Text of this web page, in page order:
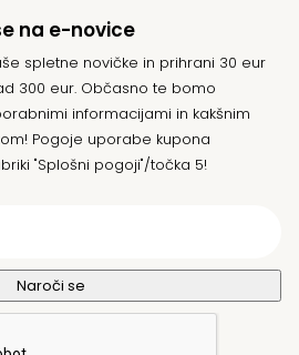
na e-novice
spletne novičke in prihrani 30 eur
300 eur. Občasno te bomo
informacijami in kakšnim
Pogoje uporabe kupona
"Splošni pogoji"/točka 5!